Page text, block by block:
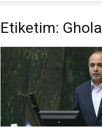
Etiketim: